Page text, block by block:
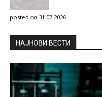
posted on 31.07.2026
НAЈНОВИ ВЕСТИ